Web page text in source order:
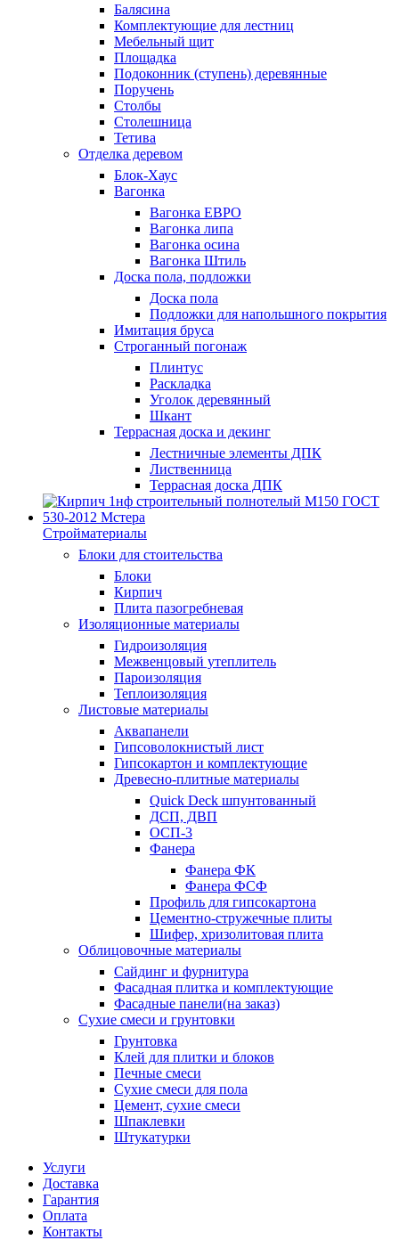
Балясина
Комплектующие для лестниц
Мебельный щит
Площадка
Подоконник (ступень) деревянные
Поручень
Столбы
Столешница
Тетива
Отделка деревом
Блок-Хаус
Вагонка
Вагонка ЕВРО
Вагонка липа
Вагонка осина
Вагонка Штиль
Доска пола, подложки
Доска пола
Подложки для напольшного покрытия
Имитация бруса
Строганный погонаж
Плинтус
Раскладка
Уголок деревянный
Шкант
Террасная доска и декинг
Лестничные элементы ДПК
Лиственница
Террасная доска ДПК
Стройматериалы
Блоки для стоительства
Блоки
Кирпич
Плита пазогребневая
Изоляционные материалы
Гидроизоляция
Межвенцовый утеплитель
Пароизоляция
Теплоизоляция
Листовые материалы
Аквапанели
Гипсоволокнистый лист
Гипсокартон и комплектующие
Древесно-плитные материалы
Quick Deck шпунтованный
ДСП, ДВП
ОСП-3
Фанера
Фанера ФК
Фанера ФСФ
Профиль для гипсокартона
Цементно-стружечные плиты
Шифер, хризолитовая плита
Облицовочные материалы
Сайдинг и фурнитура
Фасадная плитка и комплектующие
Фасадные панели(на заказ)
Сухие смеси и грунтовки
Грунтовка
Клей для плитки и блоков
Печные смеси
Сухие смеси для пола
Цемент, сухие смеси
Шпаклевки
Штукатурки
Услуги
Доставка
Гарантия
Оплата
Контакты